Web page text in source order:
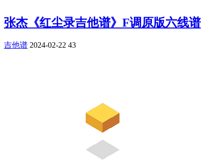
张杰《红尘录吉他谱》F调原版六线谱
吉他谱 2024-02-22 43